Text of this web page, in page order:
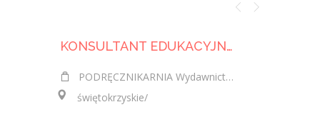
KONSULTANT EDUKACYJNY – PRZEDSTAWICIEL HANDLOWY / KONSULTANTKA EDUKACYJNA - PRZEDSTAWICIELKA HANDLOWA
PODRĘCZNIKARNIA Wydawnictwo Edukacyjne Sp. z o.o.
świętokrzyskie/